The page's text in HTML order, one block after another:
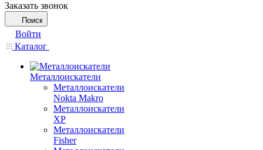
Заказать звонок
Поиск
Войти
Каталог
Металлоискатели
Металлоискатели
Nokta Makro
Металлоискатели
XP
Металлоискатели
Fisher